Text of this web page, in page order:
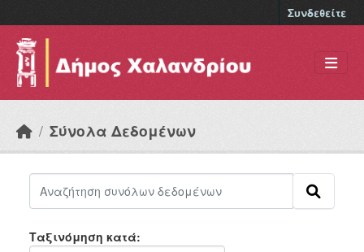
Συνδεθείτε
Σύνολα Δεδομένων
Ταξινόμηση κατά